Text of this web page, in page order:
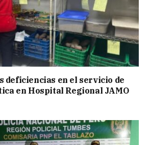
deficiencias en el servicio de
en Hospital Regional JAMO